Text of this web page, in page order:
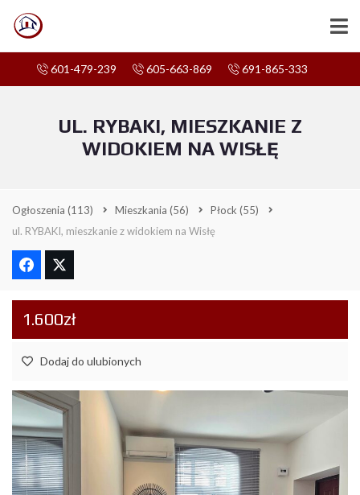
601-479-239 605-663-869 691-865-333
UL. RYBAKI, MIESZKANIE Z
WIDOKIEM NA WISŁĘ
Ogłoszenia (113) Mieszkania (56) Płock (55)
ul. RYBAKI, mieszkanie z widokiem na Wisłę
1.600zł
Dodaj do ulubionych